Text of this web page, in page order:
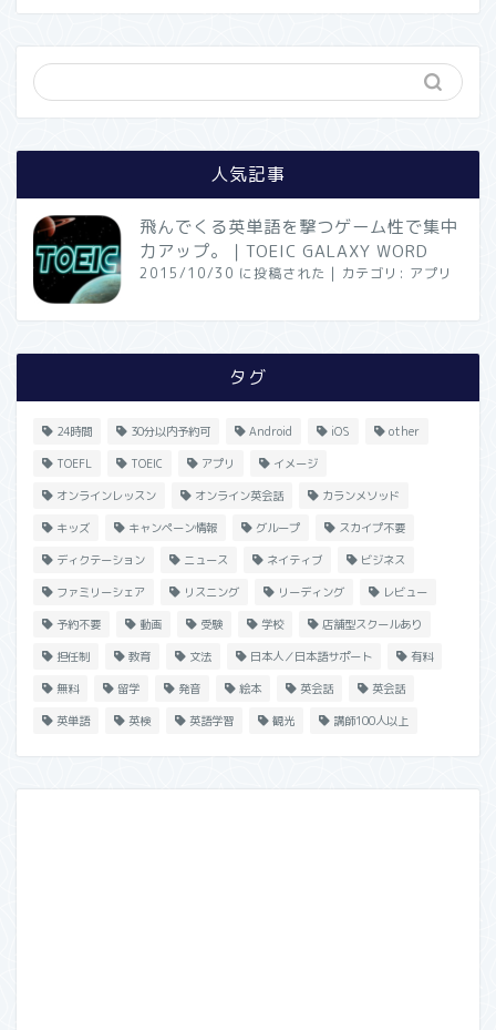
人気記事
飛んでくる英単語を撃つゲーム性で集中
力アップ。｜TOEIC GALAXY WORD
2015/10/30 に投稿された | カテゴリ: アプリ
タグ
24時間 30分以内予約可 Android iOS other
TOEFL TOEIC アプリ イメージ
オンラインレッスン オンライン英会話 カランメソッド
キッズ キャンペーン情報 グループ スカイプ不要
ディクテーション ニュース ネイティブ ビジネス
ファミリーシェア リスニング リーディング レビュー
予約不要 動画 受験 学校 店舗型スクールあり
担任制 教育 文法 日本人／日本語サポート 有料
無料 留学 発音 絵本 英会話 英会話
英単語 英検 英語学習 観光 講師100人以上